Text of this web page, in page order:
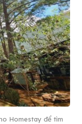
Homestay để tìm